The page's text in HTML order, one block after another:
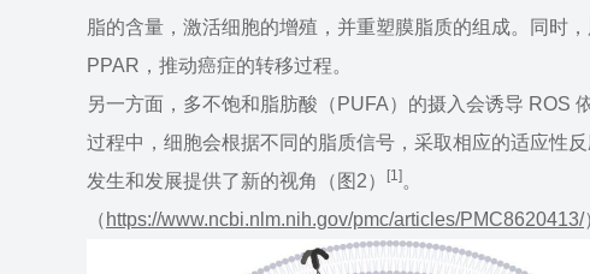
脂的含量，激活细胞的增殖，并重塑膜脂质的组成。同时
PPAR，推动癌症的转移过程。
另一方面，多不饱和脂肪酸（PUFA）的摄入会诱导 ROS
过程中，细胞会根据不同的脂质信号，采取相应的适应性
发生和发展提供了新的视角（图2）
[1]。
（ https://www.ncbi.nlm.nih.gov/pmc/articles/PMC8620413/